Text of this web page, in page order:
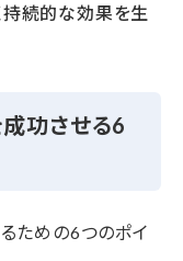
持続的な効果を生
功させる6
ための6つのポイ